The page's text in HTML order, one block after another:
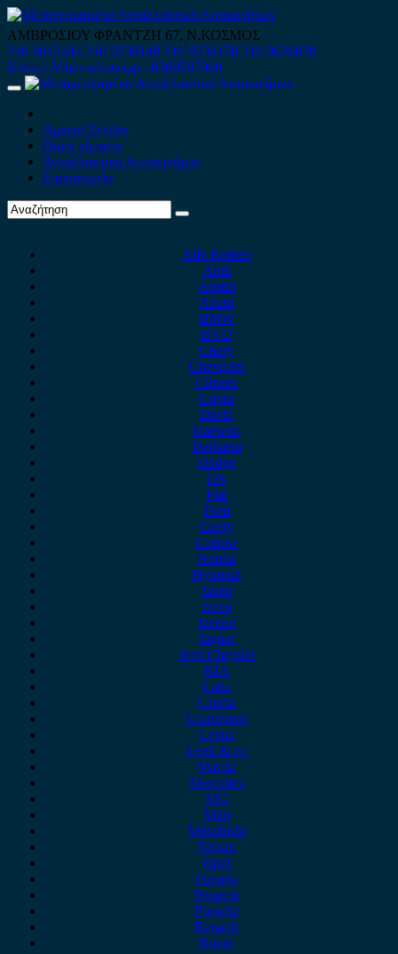
Skip
to
content
ΑΜΒΡΟΣΙΟΥ ΦΡΑΝΤΖΗ 67, Ν.ΚΟΣΜΟΣ
210 9012444 210 9239148 210 9238158 210 9026839
Κινητό-Viber-whatsapp : 6980507900
Primary
Αρχική Σελίδα
Ποιοί είμαστε
Ανταλλακτικά Αυτοκινήτων
Επικοινωνία
Alfa Romeo
Audi
Austin
Acura
BMW
BYD
Chery
Chevrolet
Citroen
Cupra
Dacia
Daewoo
Daihatsu
Dodge
DS
Fiat
Ford
Geely
Gonow
Honda
Hyundai
Isuzu
iveco
Jaecoo
Jaguar
Jeep Chrysler
KIA
Lada
Lancia
Leapmotor
Lexus
Lynk & co
Mazda
Mercedes
MG
Mini
Mitsubishi
Nissan
Opel
Omoda
Peugeot
Porsche
Renault
Rover